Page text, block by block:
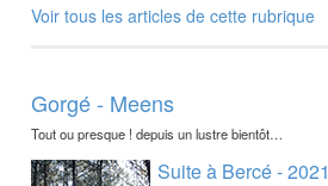
Voir tous les articles de cette rubrique
Gorgé - Meens
Tout ou presque ! depuis un lustre bientôt…
Suite à Bercé - 2021